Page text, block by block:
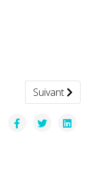
lesArticle
Suivant